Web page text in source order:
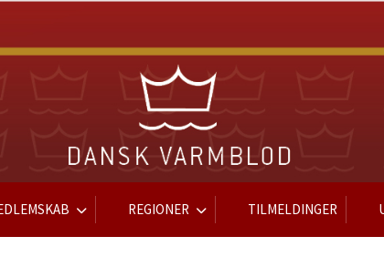
REGIONER TILMELDINGER